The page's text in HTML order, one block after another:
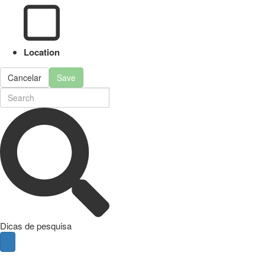
Location
Cancelar Save
Dicas de pesquisa